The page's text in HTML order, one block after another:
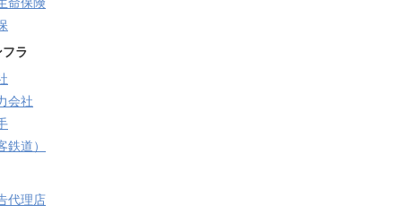
命保険
ラ
会社
鉄道）
代理店